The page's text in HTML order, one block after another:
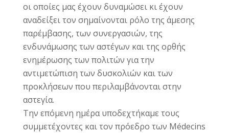
οι οποίες μας έχουν δυναμώσει κι έχουν
αναδείξει τον σημαίνονται ρόλο της άμεσης
παρέμβασης, των συνεργασιών, της
ενδυνάμωσης των αστέγων και της ορθής
ενημέρωσης των πολιτών για την
αντιμετώπιση των δυσκολιών και των
προκλήσεων που περιλαμβάνονται στην
αστεγία.
Την επόμενη ημέρα υποδεχτήκαμε τους
συμμετέχοντες και τον πρόεδρο των Médecins